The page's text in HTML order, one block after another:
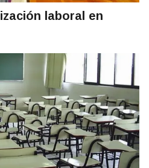
laboral en